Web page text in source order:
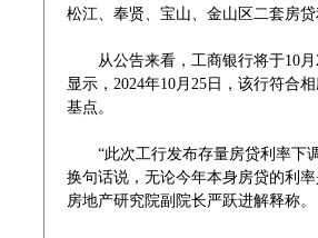
松江、奉贤、宝山、金山区二套房
从公告来看，工商银行将于10月
显示，2024年10月25日，该行符合
基点。
“此次工行发布存量房贷利率下调
换句话说，无论今年本身房贷的利
房地产研究院副院长严跃进解释称。